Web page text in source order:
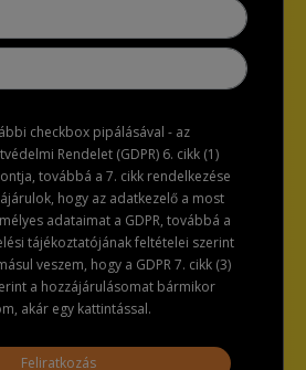
checkbox pipálásával - az
Rendelet (GDPR) 6. cikk (1)
továbbá a 7. cikk rendelkezése
hogy az adatkezelő a most
adataimat a GDPR, továbbá a
tájékoztatójának feltételei szerint
veszem, hogy a GDPR 7. cikk (3)
a hozzájárulásomat bármikor
akár egy kattintással.
Feliratkozás